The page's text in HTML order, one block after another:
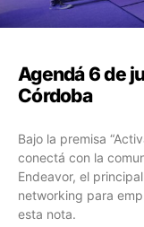
Agendá 6 de
Córdoba
Bajo la premisa
conectá con la
Endeavor, el
networking para
esta nota.